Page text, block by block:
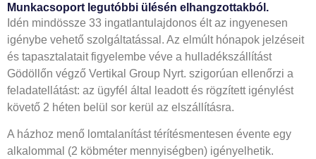
Munkacsoport legutóbbi ülésén elhangzottakból.
Idén mindössze 33 ingatlantulajdonos élt az ingyenesen
igénybe vehető szolgáltatással. Az elmúlt hónapok jelzéseit
és tapasztalatait figyelembe véve a hulladékszállítást
Gödöllőn végző Vertikal Group Nyrt. szigorúan ellenőrzi a
feladatellátást: az ügyfél által leadott és rögzített igénylést
követő 2 héten belül sor kerül az elszállításra.
A házhoz menő lomtalanítást térítésmentesen évente egy
alkalommal (2 köbméter mennyiségben) igényelhetik.